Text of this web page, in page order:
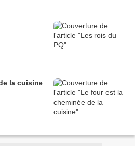
la cuisine